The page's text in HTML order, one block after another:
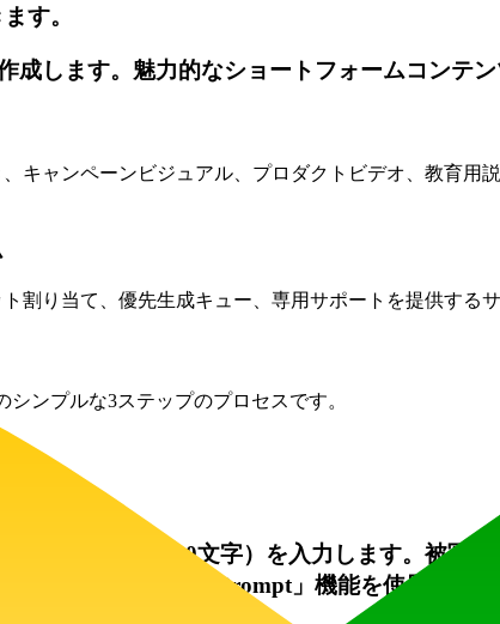
す。
成します。魅力的なショートフォームコンテン
キャンペーンビジュアル、プロダクトビデオ、教育
割り当て、優先生成キュー、専用サポートを提供する
ンプルな3ステップのプロセスです。
ます:
プト（最大20,000文字）を入力します。被写
のため「Translate Prompt」機能を使用できま